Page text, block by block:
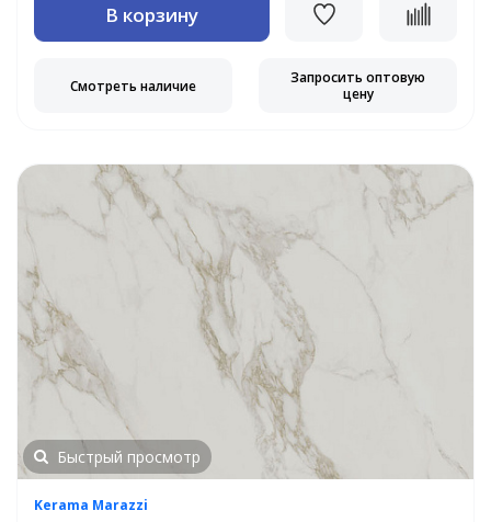
В корзину
Смотреть наличие
Запросить оптовую
цену
Быстрый просмотр
Kerama Marazzi